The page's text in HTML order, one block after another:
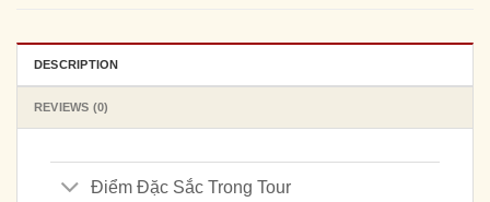
DESCRIPTION
REVIEWS (0)
Điểm Đặc Sắc Trong Tour